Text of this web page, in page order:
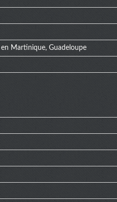
Martinique, Guadeloupe